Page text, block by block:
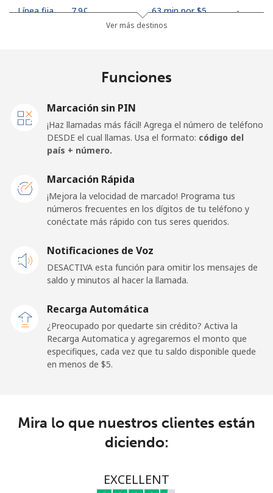
Línea fija ⁦7.9¢⁩ 63 min por ⁦$5⁩ -
Línea fija ⁦27.5¢⁩ 18 min por ⁦$5⁩ -
Iraq
Línea fija ⁦26.9¢⁩ 18 min por ⁦$5⁩
Celular ⁦29.5¢⁩ 16 min por ⁦$5⁩
Ireland
Línea fija ⁦1.6¢⁩ 312 min por ⁦$5⁩ -
⁦2.5¢⁩ 200 min por ⁦$5⁩ -
Línea fija 102 min por ⁦$5⁩
35 min por ⁦$5⁩
Ver más destinos
Funciones
Marcación sin PIN
¡Haz llamadas más fácil! Agrega el número de teléfono
DESDE el cual llamas. Usa el formato: código del
país + número.
Marcación Rápida
¡Mejora la velocidad de marcado! Programa tus
números frecuentes en los dígitos de tu teléfono y
conéctate más rápido con tus seres queridos.
Notificaciones de Voz
DESACTIVA esta función para omitir los mensajes de
saldo y minutos al hacer la llamada.
Recarga Automática
¿Preocupado por quedarte sin crédito? Activa la
Recarga Automatica y agregaremos el monto que
especifiques, cada vez que tu saldo disponible quede
en menos de ⁦$5⁩.
Mira lo que nuestros clientes están
diciendo:
EXCELLENT